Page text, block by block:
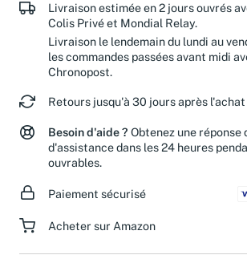
Livraison estimée en 2 jours ouvrés
Colis Privé et Mondial Relay.
Livraison le lendemain du lundi au
les commandes passées avant midi
Chronopost.
Retours jusqu'à 30 jours après l'achat
Besoin d'aide ? Obtenez une réponse
d'assistance dans les 24 heures
ouvrables.
Paiement sécurisé
Acheter sur Amazon